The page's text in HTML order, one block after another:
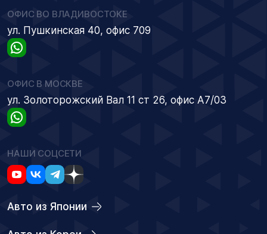
ОФИС ВО ВЛАДИВОСТОКЕ
ул. Пушкинская 40, офис 709
ОФИС В МОСКВЕ
ул. Золоторожский Вал 11 ст 26, офис А7/03
НАШИ СОЦСЕТИ
Авто из Японии